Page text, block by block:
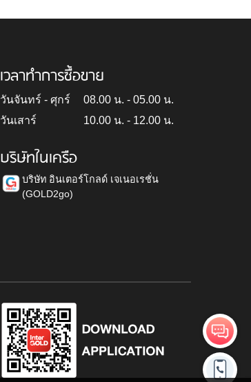
เวลาทำการซื้อขาย
วันจันทร์ - ศุกร์
08.00 น. - 05.00 น.
วันเสาร์
10.00 น. - 12.00 น.
บริษัทในเครือ
บริษัท อินเตอร์โกลด์ เจเนอเรชั่น
(GOLD2go)